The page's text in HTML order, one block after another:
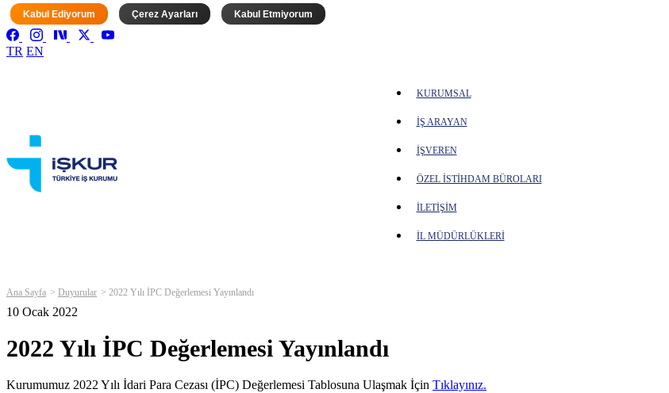
Kabul Ediyorum Çerez Ayarları Kabul Etmiyorum
TR EN
KURUMSAL
İŞ ARAYAN
İŞVEREN
ÖZEL İSTİHDAM BÜROLARI
İLETİŞİM
İL MÜDÜRLÜKLERİ
Ana Sayfa Duyurular 2022 Yılı İPC Değerlemesi Yayınlandı
10 Ocak 2022
2022 Yılı İPC Değerlemesi Yayınlandı
Kurumumuz 2022 Yılı İdari Para Cezası (İPC) Değerlemesi Tablosuna Ulaşmak İçin Tıklayınız.